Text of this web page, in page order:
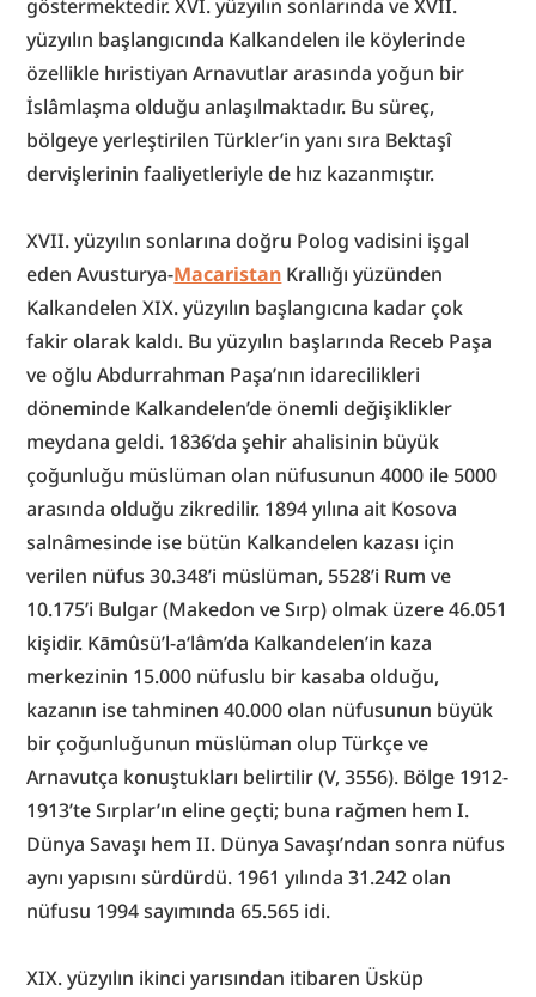
göstermektedir. XVI. yüzyılın sonlarında ve XVII.
yüzyılın başlangıcında Kalkandelen ile köylerinde
özellikle hıristiyan Arnavutlar arasında yoğun bir
İslâmlaşma olduğu anlaşılmaktadır. Bu süreç,
bölgeye yerleştirilen Türkler’in yanı sıra Bektaşî
dervişlerinin faaliyetleriyle de hız kazanmıştır.
XVII. yüzyılın sonlarına doğru Polog vadisini işgal
eden Avusturya-Macaristan Krallığı yüzünden
Kalkandelen XIX. yüzyılın başlangıcına kadar çok
fakir olarak kaldı. Bu yüzyılın başlarında Receb Paşa
ve oğlu Abdurrahman Paşa’nın idarecilikleri
döneminde Kalkandelen’de önemli değişiklikler
meydana geldi. 1836’da şehir ahalisinin büyük
çoğunluğu müslüman olan nüfusunun 4000 ile 5000
arasında olduğu zikredilir. 1894 yılına ait Kosova
salnâmesinde ise bütün Kalkandelen kazası için
verilen nüfus 30.348’i müslüman, 5528’i Rum ve
10.175’i Bulgar (Makedon ve Sırp) olmak üzere 46.051
kişidir. Kāmûsü’l-a‘lâm’da Kalkandelen’in kaza
merkezinin 15.000 nüfuslu bir kasaba olduğu,
kazanın ise tahminen 40.000 olan nüfusunun büyük
bir çoğunluğunun müslüman olup Türkçe ve
Arnavutça konuştukları belirtilir (V, 3556). Bölge 1912-
1913’te Sırplar’ın eline geçti; buna rağmen hem I.
Dünya Savaşı hem II. Dünya Savaşı’ndan sonra nüfus
aynı yapısını sürdürdü. 1961 yılında 31.242 olan
nüfusu 1994 sayımında 65.565 idi.
XIX. yüzyılın ikinci yarısından itibaren Üsküp